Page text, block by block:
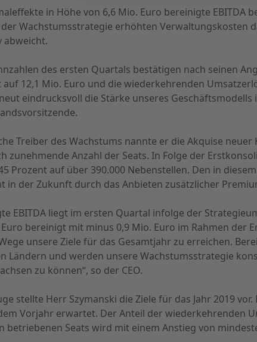
in Höhe von 6,6 Mio. Euro bereinigte
Wachstumsstrategie erhöhten Verwaltungskosten
abweicht.
des ersten Quartals bestätigen nach seinen
auf 12,1 Mio. Euro und die wiederkehrenden
eindrucksvoll die Stärke unseres
Treiber des Wachstums nannte er die Akquise
zunehmende Anzahl der Seats. In Folge der
Prozent auf über 390.000 Nebenstellen. Den in
in der Zukunft durch das Anbieten zusätzlicher
EBITDA liegt im ersten Quartal infolge der
bereinigt mit minus 0,9 Mio. Euro im Rahmen der
unsere Ziele für das Gesamtjahr zu erreichen.
Ländern und werden unsere Wachstumsstrategie
zu können“, so der CEO.
stellte Herr Szymanski die Ziele für das Jahr 2019
Vorjahr erwartet. Der Anteil der wiederkehrenden
betriebenen Seats wird mit einem Anstieg von